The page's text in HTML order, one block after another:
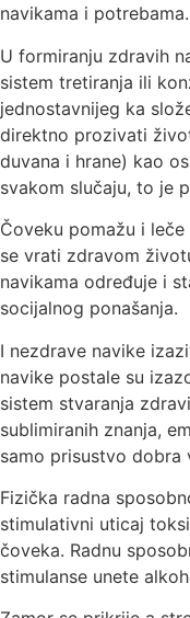
navikama i potrebama.
U formiranju zdravih
sistem tretiranja ili
jednostavnijeg ka
direktno prozivati
duvana i hrane) kao
svakom slučaju, to je
Čoveku pomažu i
se vrati zdravom
navikama određuje i
socijalnog ponašanja.
I nezdrave navike
navike postale su
sistem stvaranja
sublimiranih znanja,
samo prisustvo dobra
Fizička radna
stimulativni uticaj
čoveka. Radnu
stimulanse unete